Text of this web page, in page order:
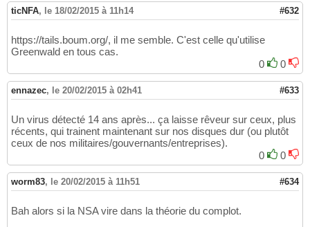
ticNFA, le 18/02/2015 à 11h14 #632
https://tails.boum.org/, il me semble. C'est celle qu'utilise
Greenwald en tous cas.
0
0
ennazec, le 20/02/2015 à 02h41 #633
Un virus détecté 14 ans après... ça laisse rêveur sur ceux, plus
récents, qui trainent maintenant sur nos disques dur (ou plutôt
ceux de nos militaires/gouvernants/entreprises).
0
0
worm83, le 20/02/2015 à 11h51 #634
Bah alors si la NSA vire dans la théorie du complot.